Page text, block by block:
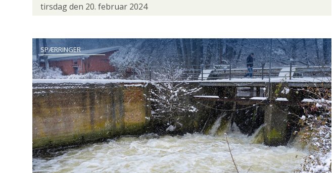
SÆLER SØLVLAKS UDSÆTNINGER VANDLØBSRESTAURERING
GEAR OG GADGETS
ARCTIC SILVER C&F DESIGN FISKEGREJ FJÄLLRÄVEN
HODGMAN NORMARK OKUMA ORVIS PATAGONIA
SPINNEHJUL SPINNER SPINNESTANG WATERWORKS-LAMSON
tirsdag den 20. februar 2024
SPÆRRINGER